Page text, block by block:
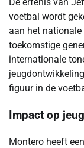
voetbal wordt
aan het
toekomstige
internationale
figuur in de
Impact op
Montero heeft